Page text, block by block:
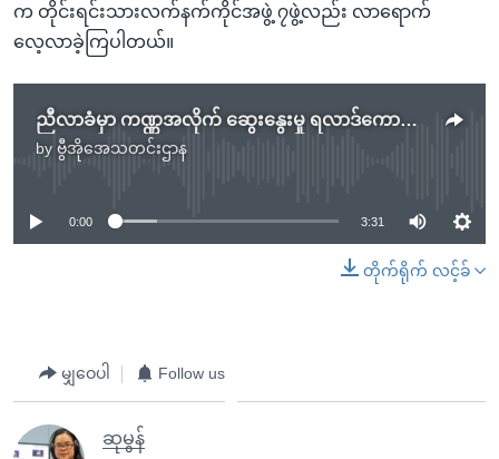
က တိုင်းရင်းသားလက်နက်ကိုင်အဖွဲ့ ၇ဖွဲ့လည်း လာရောက်
လေ့လာခဲ့ကြပါတယ်။
ညီလာခံမှာ ကဏ္ဏအလိုက် ဆွေးနွေးမှု ရလာဒ်ကောင်း မျှော်လင့်
by ဗွီအိုအေသတင်းဌာန
No media source currently available
0:00 3:31
တိုက်ရိုက် လင့်ခ်
မျှဝေပါ Follow us
ဆုမွန်